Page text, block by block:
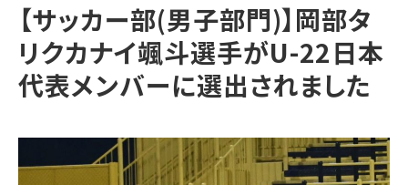
【サッカー部(男子部門)】岡部タ
リクカナイ颯斗選手がU-22日本
代表メンバーに選出されました